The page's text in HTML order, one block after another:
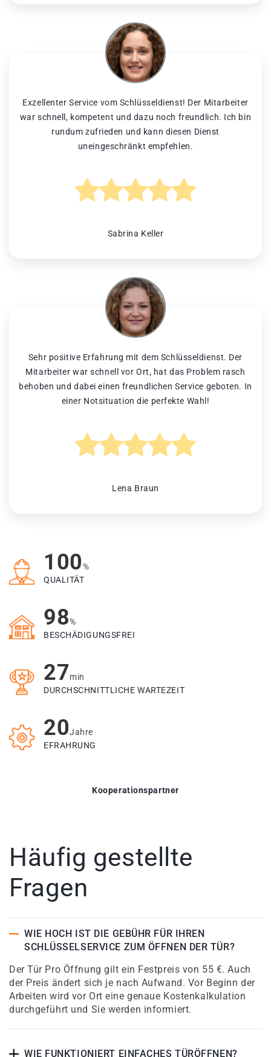
Exzellenter Service vom Schlüsseldienst! Der Mitarbeiter
war schnell, kompetent und dazu noch freundlich. Ich bin
rundum zufrieden und kann diesen Dienst
uneingeschränkt empfehlen.
Sabrina Keller
Sehr positive Erfahrung mit dem Schlüsseldienst. Der
Mitarbeiter war schnell vor Ort, hat das Problem rasch
behoben und dabei einen freundlichen Service geboten. In
einer Notsituation die perfekte Wahl!
Lena Braun
100%
QUALITÄT
98%
BESCHÄDIGUNGSFREI
27min
DURCHSCHNITTLICHE WARTEZEIT
20Jahre
EFRAHRUNG
Kooperationspartner
Häufig gestellte
Fragen
WIE HOCH IST DIE GEBÜHR FÜR IHREN
SCHLÜSSELSERVICE ZUM ÖFFNEN DER TÜR?
Der Tür Pro Öffnung gilt ein Festpreis von 55 €. Auch
der Preis ändert sich je nach Aufwand. Vor Beginn der
Arbeiten wird vor Ort eine genaue Kostenkalkulation
durchgeführt und Sie werden informiert.
WIE FUNKTIONIERT EINFACHES TÜRÖFFNEN?